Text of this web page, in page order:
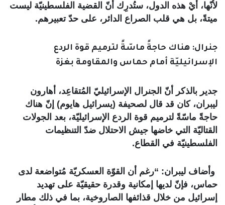
لأنّها، أيْ هذه الدول، ستُدرِك أنّ القضية الفلسطينيّة ليست
ميتةً، بل هي قلب الصراع الدائر، على حدّ تعبيرهم.
جنرال: هناك حاجةً ماسّةً لترميم قوة الردع
الإسرائيليّة أمام حماس والمقاومة بغزة
جدير بالذكر أنّ الجنرال الإسرائيليّ المُتقاعِد، أهارون
ليبران، كان قد قال لصحيفة (يسرائيل هايوم) إنّ هناك
حاجةً ماسّةً لترميم قوة الردع الإسرائيليّة، بعد الجولات
القتاليّة التي خاضها جيش الاحتلال ضدّ التنظيمات
الفلسطينيّة في القطاع.
وأضاف ليبران: “رغم أن القوّة العسكريّة مُتواضعة لدى
حماس، فإنّ لديها إمكانية وقدرة حقيقيّة على تهديد
إسرائيل من خلال قذائفها الصاروخية، بما في ذلك مطار